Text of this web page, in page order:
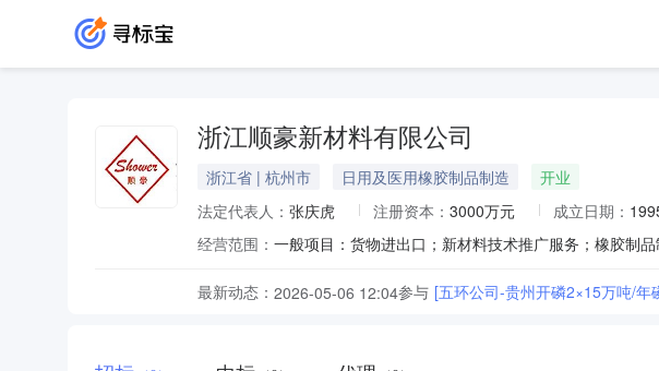
浙江顺豪新材料有限公司
浙江省 | 杭州市 日用及医用橡胶制品制造
开业
法定代表人： 张庆虎 注册资本： 3000万元 成立日期：
经营范围：
最新动态： 2026-05-06 12:04参与 [五环公司-贵州开磷2×15万吨/